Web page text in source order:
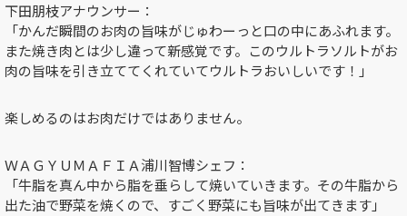
下田朋枝アナウンサー：
「かんだ瞬間のお肉の旨味がじゅわーっと口の中にあふれます。
また焼き肉とは少し違って新感覚です。このウルトラソルトがお
肉の旨味を引き立ててくれていてウルトラおいしいです！」
楽しめるのはお肉だけではありません。
ＷＡＧＹＵＭＡＦＩＡ浦川智博シェフ：
「牛脂を真ん中から脂を垂らして焼いていきます。その牛脂から
出た油で野菜を焼くので、すごく野菜にも旨味が出てきます」